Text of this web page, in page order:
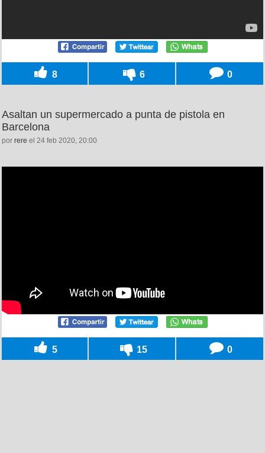
8 6 0
Asaltan un supermercado a punta de pistola en
Barcelona
por rere el 24 feb 2020, 20:00
5 15 0